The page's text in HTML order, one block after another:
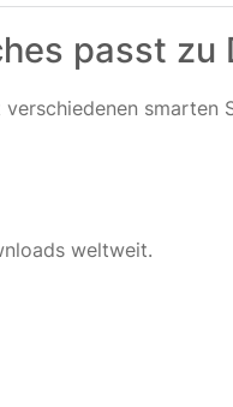
passt zu
weltweit.